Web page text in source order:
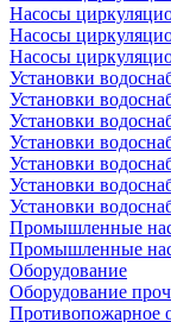
Насосы
Насосы
Насосы
Установки
Установки
Установки
Установки
Установки
Установки
Установки
Промышленные
Промышленные
Оборудование
Оборудование
Противопожарное